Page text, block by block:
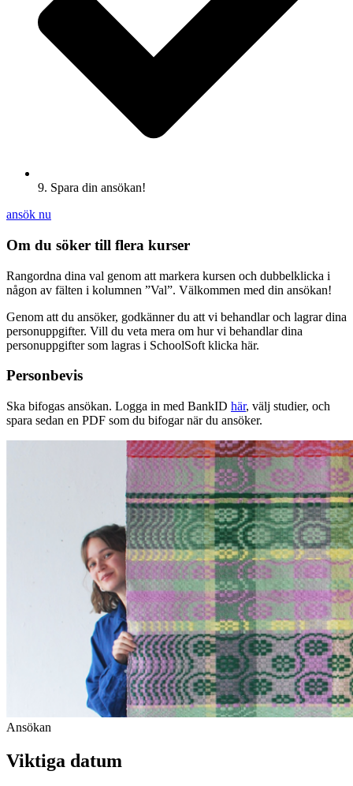
9. Spara din ansökan!
ansök nu
Om du söker till flera kurser
Rangordna dina val genom att markera kursen och dubbelklicka i
någon av fälten i kolumnen ”Val”. Välkommen med din ansökan!
Genom att du ansöker, godkänner du att vi behandlar och lagrar dina
personuppgifter. Vill du veta mera om hur vi behandlar dina
personuppgifter som lagras i SchoolSoft klicka här.
Personbevis
Ska bifogas ansökan. Logga in med BankID här, välj studier, och
spara sedan en PDF som du bifogar när du ansöker.
Ansökan
Viktiga datum